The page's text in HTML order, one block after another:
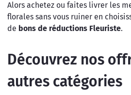
Alors achetez ou faites livrer les
florales sans vous ruiner en
de bons de réductions Fleuriste.
Découvrez nos
autres catégories